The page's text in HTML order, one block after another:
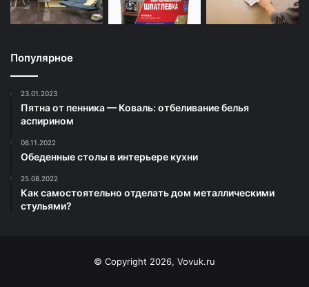
Популярное
23.01.2023
Пятна от пенника — Коваль: отбеливание белья
аспирином
08.11.2022
Обеденные столы в интерьере кухни
25.08.2022
Как самостоятельно отделать дом металлическими
стульями?
© Copyright 2026, Vovuk.ru